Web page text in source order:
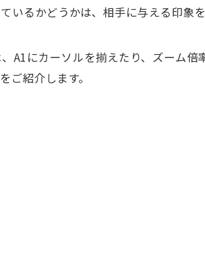
いるかどうかは、相手に与える印象
A1にカーソルを揃えたり、ズーム
ご紹介します。